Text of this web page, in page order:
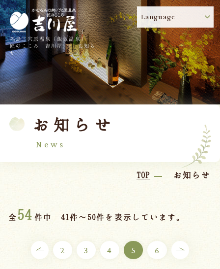
福島・穴原温泉（飯坂温泉）
匠のこころ 吉川屋 - お知ら
せ
Language
お知らせ
News
TOP お知らせ
全54 件中 41件～50件を表示しています。
2 3 4 5 6
! 吉川屋のコロナウイルス感染症対策について
TOP 吉川屋について
温泉 客室
料理
館内
ご宿泊プラン
お部屋からプランを選ぶ